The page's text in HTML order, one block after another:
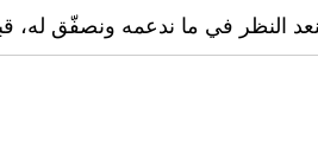
النظر في ما ندعمه ونصفّق